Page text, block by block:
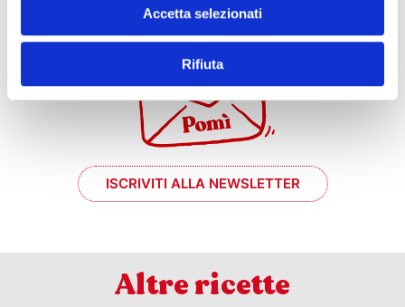
Accetta selezionati
Rifiuta
il momento #chef?
ISCRIVITI ALLA NEWSLETTER
Altre ricette